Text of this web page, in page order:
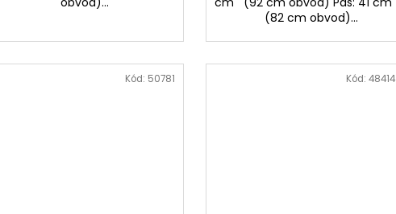
(82 cm obvod)...
Kód: 50781 Kód: 48414